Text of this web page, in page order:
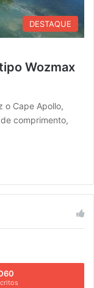
DESTAQUE
Wozmax
o Cape Apollo,
comprimento,